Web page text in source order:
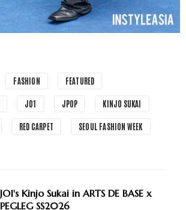
FASHION FEATURED
JO1 JPOP KINJO SUKAI
RED CARPET SEOUL FASHION WEEK
JO1's Kinjo Sukai in ARTS DE BASE x
PEGLEG SS2026